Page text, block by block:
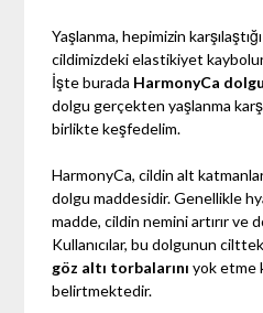
Yaşlanma, hepimizin
cildimizdeki elastikiyet kaybolur,
İşte burada HarmonyCa dolgu
dolgu gerçekten yaşlanma
birlikte keşfedelim.
HarmonyCa, cildin alt
dolgu maddesidir. Genellikle
madde, cildin nemini artırır ve
Kullanıcılar, bu dolgunun
göz altı torbalarını yok etme
belirtmektedir.